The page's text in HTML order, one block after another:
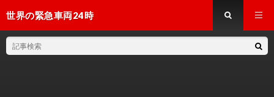
世界の緊急車両24時